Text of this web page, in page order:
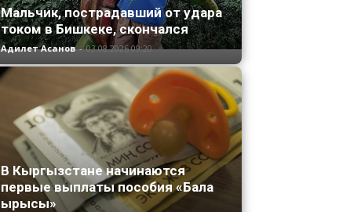
Мальчик, пострадавший от удара
током в Бишкеке, скончался
Адилет Асанов - 03.08.2026 09:20
В Кыргызстане начинаются
первые выплаты пособия «Бала
ырысы»